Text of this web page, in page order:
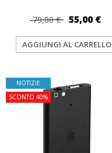
79,00 € 55,00 €
AGGIUNGI AL CARRELLO
NOTIZIE
SCONTO 40%